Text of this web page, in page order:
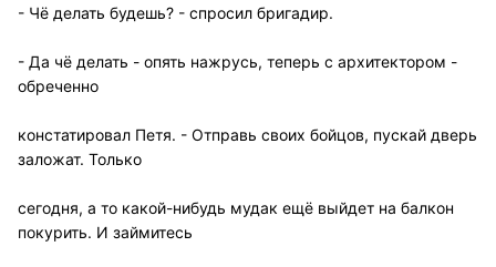
- Чё делать будешь? - спросил бригадир.
- Да чё делать - опять нажрусь, теперь с архитектором -
обреченно
констатировал Петя. - Отправь своих бойцов, пускай дверь
заложат. Только
сегодня, а то какой-нибудь мудак ещё выйдет на балкон
покурить. И займитесь